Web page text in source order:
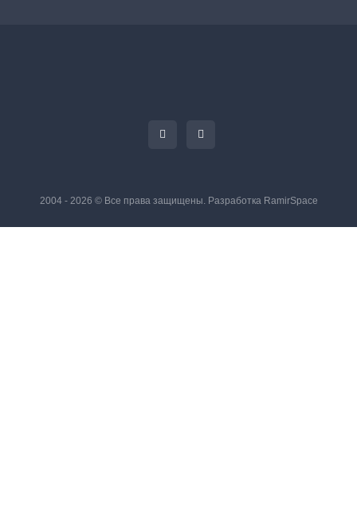
2004 - 2026 © Все права защищены. Разработка RamirSpace